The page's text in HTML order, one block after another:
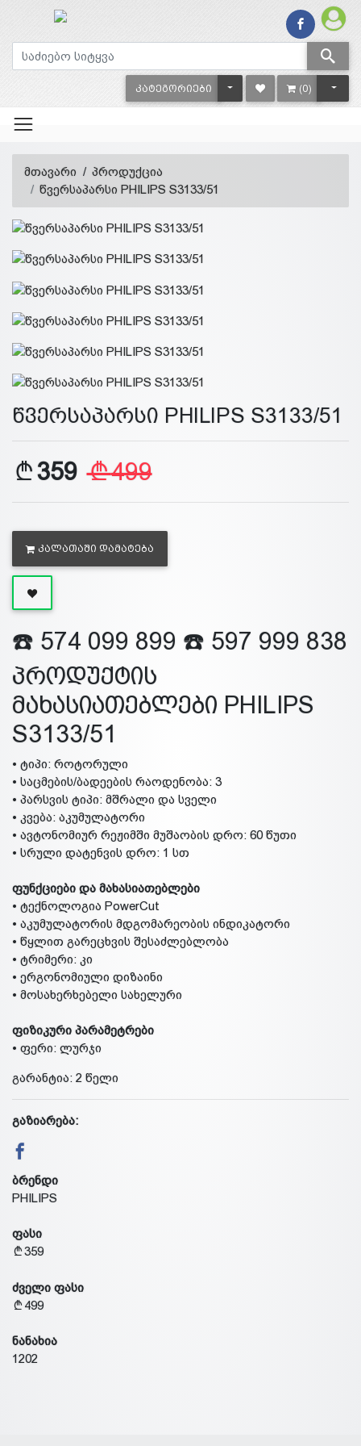
ᲙᲐᲢᲔᲒᲝᲠᲘᲔᲑᲘ TOGGLE DROPDOWN
(0)
მთავარი
პროდუქცია
წვერსაპარსი PHILIPS S3133/51
წვერსაპარსი PHILIPS S3133/51
359 499
ᲙᲐᲚᲐᲗᲐᲨᲘ ᲓᲐᲛᲐᲢᲔᲑᲐ
☎️ 574 099 899 ☎️ 597 999 838
პროდუქტის
მახასიათებლები PHILIPS
S3133/51
• ტიპი: როტორული
• საცმების/ბადეების რაოდენობა: 3
• პარსვის ტიპი: მშრალი და სველი
• კვება: აკუმულატორი
• ავტონომიურ რეჟიმში მუშაობის დრო: 60 წუთი
• სრული დატენვის დრო: 1 სთ
ფუნქციები და მახასიათებლები
• ტექნოლოგია PowerCut
• აკუმულატორის მდგომარეობის ინდიკატორი
• წყლით გარეცხვის შესაძლებლობა
• ტრიმერი: კი
• ერგონომიული დიზაინი
• მოსახერხებელი სახელური
ფიზიკური პარამეტრები
• ფერი: ლურჯი
გარანტია: 2 წელი
გაზიარება:
ბრენდი
PHILIPS
ფასი
359
ძველი ფასი
499
ნანახია
1202